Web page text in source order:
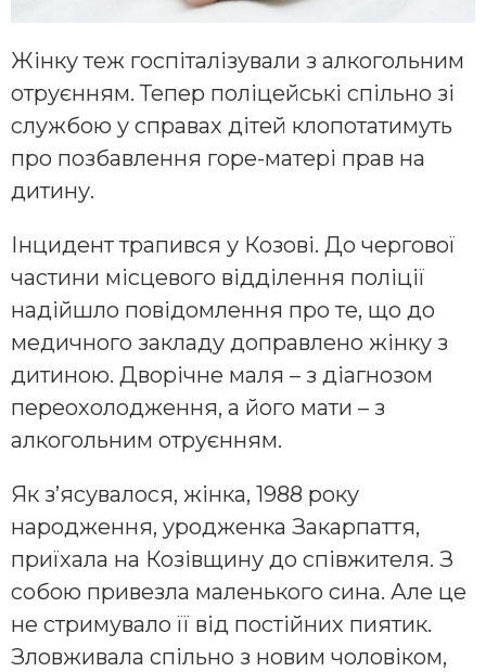
Жінку теж госпіталізували з алкогольним
отруєнням. Тепер поліцейські спільно зі
службою у справах дітей клопотатимуть
про позбавлення горе-матері прав на
дитину.
Інцидент трапився у Козові. До чергової
частини місцевого відділення поліції
надійшло повідомлення про те, що до
медичного закладу доправлено жінку з
дитиною. Дворічне маля – з діагнозом
переохолодження, а його мати – з
алкогольним отруєнням.
Як з’ясувалося, жінка, 1988 року
народження, уродженка Закарпаття,
приїхала на Козівщину до співжителя. З
собою привезла маленького сина. Але це
не стримувало її від постійних пиятик.
Зловживала спільно з новим чоловіком,